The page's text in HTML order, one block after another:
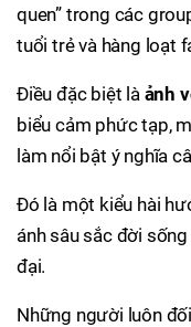
quen” trong các
tuổi trẻ và hàng loạt
Điều đặc biệt là ảnh
biểu cảm phức tạp,
làm nổi bật ý nghĩa
Đó là một kiểu hài
ánh sâu sắc đời
đại.
Những người luôn